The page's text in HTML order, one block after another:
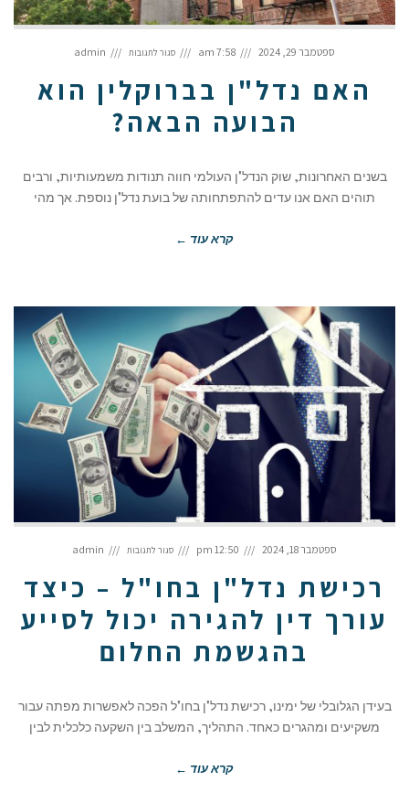
ספטמבר 29, 2024 7:58 am סגור לתגובות האם
נדל"ן
הבאה?
admin
האם נדל"ן בברוקלין הוא
הבועה הבאה?
בשנים האחרונות, שוק הנדל"ן העולמי חווה תנודות משמעותיות, ורבים
תוהים האם אנו עדים להתפתחותה של בועת נדל"ן נוספת. אך מהי
קרא עוד ←
ספטמבר 18, 2024 12:50 pm סגור לתגובות רכישת
נדל"ן
עורך
להגירה
בהגשמת
החלום
admin
רכישת נדל"ן בחו"ל – כיצד
עורך דין להגירה יכול לסייע
בהגשמת החלום
בעידן הגלובלי של ימינו, רכישת נדל"ן בחו"ל הפכה לאפשרות מפתה עבור
משקיעים ומהגרים כאחד. התהליך, המשלב בין השקעה כלכלית לבין
קרא עוד ←